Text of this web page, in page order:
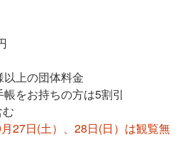
上の団体料金
をお持ちの方は5割引
27日(土）、28日(日）は観覧無